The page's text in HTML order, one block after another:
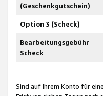
(Geschenkgutschein)
Option 3 (Scheck)
Bearbeitungsgebühr
Scheck
Sind auf Ihrem Konto für